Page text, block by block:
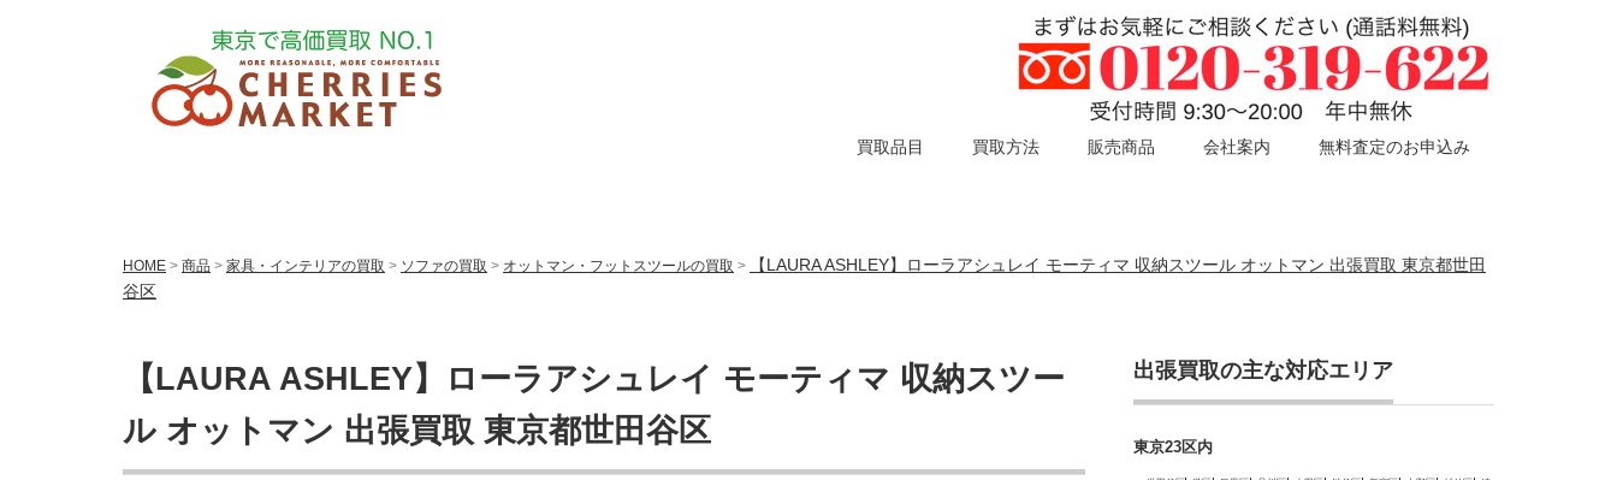
買取品目 買取方法 販売商品 会社案内 無料査定のお申込み
HOME > 商品 > 家具・インテリアの買取 > ソファの買取 > オットマン・フットスツールの買取 >
【LAURA ASHLEY】ローラアシュレイ モーティマ 収納スツール オットマン 出張買取 東京都世田
谷区
【LAURA ASHLEY】ローラアシュレイ モーティマ 収納スツー
ル オットマン 出張買取 東京都世田谷区
出張買取の主な対応エリア
東京23区内